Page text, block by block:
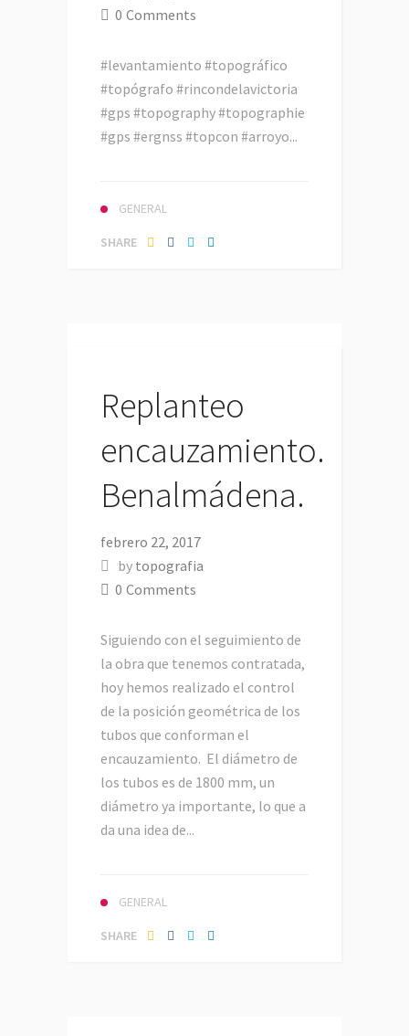
0 Comments
#levantamiento #topográfico
#topógrafo #rincondelavictoria
#gps #topography #topographie
#gps #ergnss #topcon #arroyo...
GENERAL
SHARE
Replanteo
encauzamiento.
Benalmádena.
febrero 22, 2017
by topografia
0 Comments
Siguiendo con el seguimiento de
la obra que tenemos contratada,
hoy hemos realizado el control
de la posición geométrica de los
tubos que conforman el
encauzamiento. El diámetro de
los tubos es de 1800 mm, un
diámetro ya importante, lo que a
da una idea de...
GENERAL
SHARE